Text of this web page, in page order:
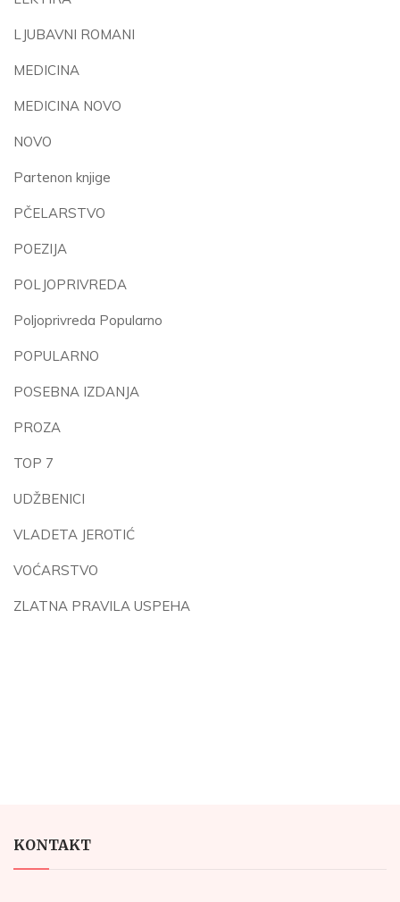
LJUBAVNI ROMANI
MEDICINA
MEDICINA NOVO
NOVO
Partenon knjige
PČELARSTVO
POEZIJA
POLJOPRIVREDA
Poljoprivreda Popularno
POPULARNO
POSEBNA IZDANJA
PROZA
TOP 7
UDŽBENICI
VLADETA JEROTIĆ
VOĆARSTVO
ZLATNA PRAVILA USPEHA
KONTAKT